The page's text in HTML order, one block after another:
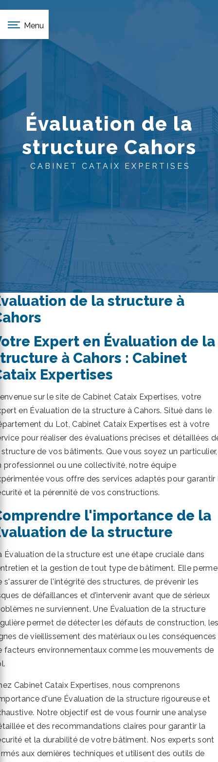
Menu
Évaluation de la
structure Cahors
CABINET CATAIX EXPERTISES
de la structure à
Expert en Évaluation de la
à Cahors : Cabinet
Expertises
sur le site de Cabinet Cataix Expertises, votre
en Évaluation de la structure à Cahors. Situé dans le
du Lot, Cabinet Cataix Expertises est à votre
pour réaliser des évaluations précises et détaillées
de vos bâtiments. Que vous soyez un particulier,
professionnel ou une collectivité, notre équipe
vous offre des services adaptés pour garantir
et la pérennité de vos constructions.
l'importance de la
de la structure
Évaluation de la structure est une étape cruciale dans
et la gestion de tout type de bâtiment. Elle
s'assurer de l'intégrité des structures, de prévenir les
de défaillances et d'intervenir avant que de sérieux
ne surviennent. Une Évaluation de la structure
permet de détecter les défauts de construction,
de vieillissement des matériaux ou les conséquences
facteurs environnementaux comme les mouvements de
Cabinet Cataix Expertises, nous comprenons
d'une Évaluation de la structure rigoureuse et
Notre objectif est de vous fournir une analyse
et des recommandations claires pour garantir la
et la durabilité de votre bâtiment. Nos experts sont
aux dernières techniques et utilisent des outils de